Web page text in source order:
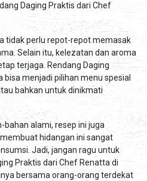
Daging Praktis dari Chef
tidak perlu repot-repot memasak
Selain itu, kelezatan dan aroma
terjaga. Rendang Daging
bisa menjadi pilihan menu spesial
bahkan untuk dinikmati
bahan alami, resep ini juga
hidangan ini sangat
Jadi, jangan ragu untuk
Praktis dari Chef Renatta di
bersama orang-orang terdekat